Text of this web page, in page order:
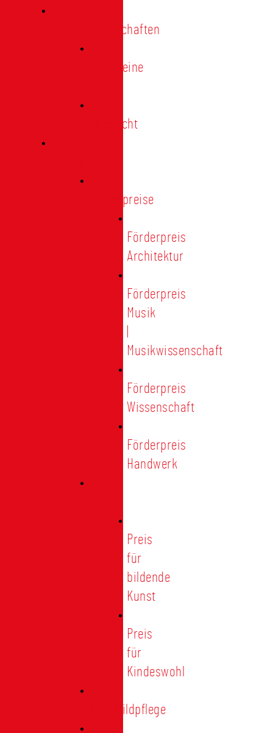
Tischgemeinschaften
Allgemeine
Übersicht
Förderpreise
Förderpreis
Architektur
Förderpreis
Musik
Musikwissenschaft
Förderpreis
Wissenschaft
Förderpreis
Handwerk
Preis
für
bildende
Kunst
Preis
für
Kindeswohl
Stadtbildpflege